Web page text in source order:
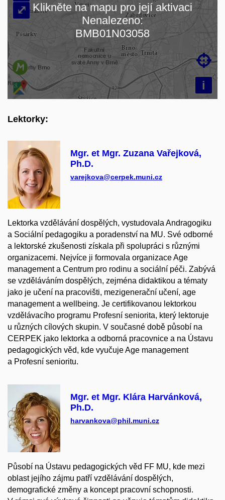
Načítám mapu…
i

⤢ Klikněte na mapu pro její aktivaci
Nenalezeno:
BMB01N03058
Lektorky:
Mgr. et Mgr. Zuzana Vařejková,
Ph.D.
varejkova@cerpek.muni.cz
Lektorka vzdělávání dospělých, vystudovala Andragogiku
a Sociální pedagogiku a poradenství na MU. Své odborné
a lektorské zkušenosti získala při spolupráci s různými
organizacemi. Nejvíce ji formovala organizace Age
management a Centrum pro rodinu a sociální péči. Zabývá
se vzděláváním dospělých, zejména didaktikou a tématy
jako je učení na pracovišti, mezigenerační učení, age
management a wellbeing. Je certifikovanou lektorkou
vzdělávacího programu Profesní seniorita, který lektoruje
u různých cílových skupin. V současné době působí na
CERPEK jako lektorka a odborná pracovnice a na Ústavu
pedagogických věd, kde vyučuje Age management
a Profesní senioritu.
Mgr. et Mgr. Klára Harvánková,
Ph.D.
harvankova@phil.muni.cz
Působí na Ústavu pedagogických věd FF MU, kde mezi
oblast jejího zájmu patří vzdělávání dospělých,
demografické změny a koncept pracovní schopnosti.